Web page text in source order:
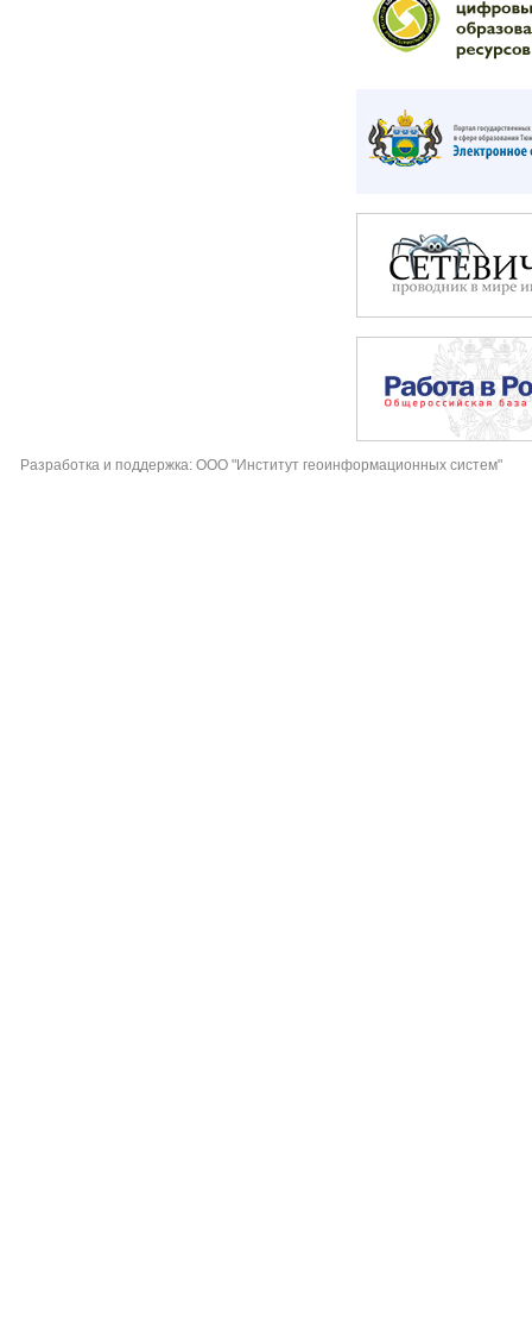
Разработка и поддержка: ООО "Институт геоинформационных систем"